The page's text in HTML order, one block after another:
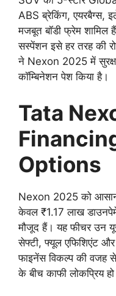
ABS ब्रेकिंग, एयरबैग्स,
मजबूत बॉडी फ्रेम शामिल
सस्पेंशन इसे हर तरह की
ने Nexon 2025 में
कॉम्बिनेशन पेश किया है।
Tata
Options
Nexon 2025 को
केवल ₹1.17 लाख
मौजूद हैं। यह फीचर उन
सेफ्टी, फ्यूल एफिशिएंट
फाइनेंस विकल्प की वजह
के बीच काफी लोकप्रिय हो